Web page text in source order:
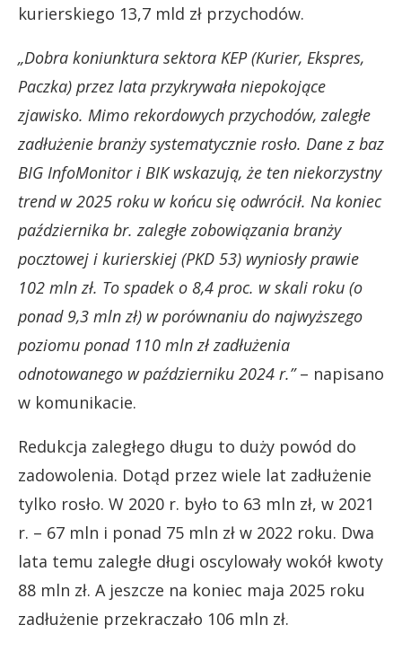
kurierskiego 13,7 mld zł przychodów.
„Dobra koniunktura sektora KEP (Kurier, Ekspres,
Paczka) przez lata przykrywała niepokojące
zjawisko. Mimo rekordowych przychodów, zaległe
zadłużenie branży systematycznie rosło. Dane z baz
BIG InfoMonitor i BIK wskazują, że ten niekorzystny
trend w 2025 roku w końcu się odwrócił. Na koniec
października br. zaległe zobowiązania branży
pocztowej i kurierskiej (PKD 53) wyniosły prawie
102 mln zł. To spadek o 8,4 proc. w skali roku (o
ponad 9,3 mln zł) w porównaniu do najwyższego
poziomu ponad 110 mln zł zadłużenia
odnotowanego w październiku 2024 r.”– napisano
w komunikacie.
Redukcja zaległego długu to duży powód do
zadowolenia. Dotąd przez wiele lat zadłużenie
tylko rosło. W 2020 r. było to 63 mln zł, w 2021
r. – 67 mln i ponad 75 mln zł w 2022 roku. Dwa
lata temu zaległe długi oscylowały wokół kwoty
88 mln zł. A jeszcze na koniec maja 2025 roku
zadłużenie przekraczało 106 mln zł.